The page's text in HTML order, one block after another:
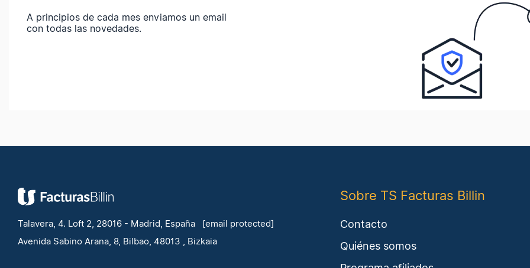
A principios de cada mes enviamos un email
con todas las novedades.
Talavera, 4. Loft 2, 28016 - Madrid, España
[email protected]
Avenida Sabino Arana, 8, Bilbao, 48013 , Bizkaia
Sobre TS Facturas Billin
Contacto
Quiénes somos